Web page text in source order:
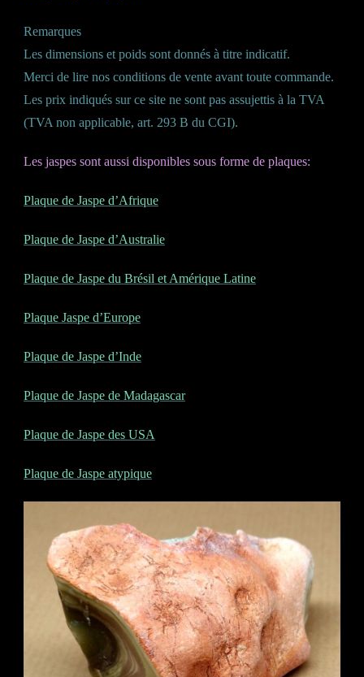
Remarques
Les dimensions et poids sont donnés à titre indicatif.
Merci de lire nos conditions de vente avant toute commande.
Les prix indiqués sur ce site ne sont pas assujettis à la TVA
(TVA non applicable, art. 293 B du CGI).
Les jaspes sont aussi disponibles sous forme de plaques:
Plaque de Jaspe d’Afrique
Plaque de Jaspe d’Australie
Plaque de Jaspe du Brésil et Amérique Latine
Plaque Jaspe d’Europe
Plaque de Jaspe d’Inde
Plaque de Jaspe de Madagascar
Plaque de Jaspe des USA
Plaque de Jaspe atypique